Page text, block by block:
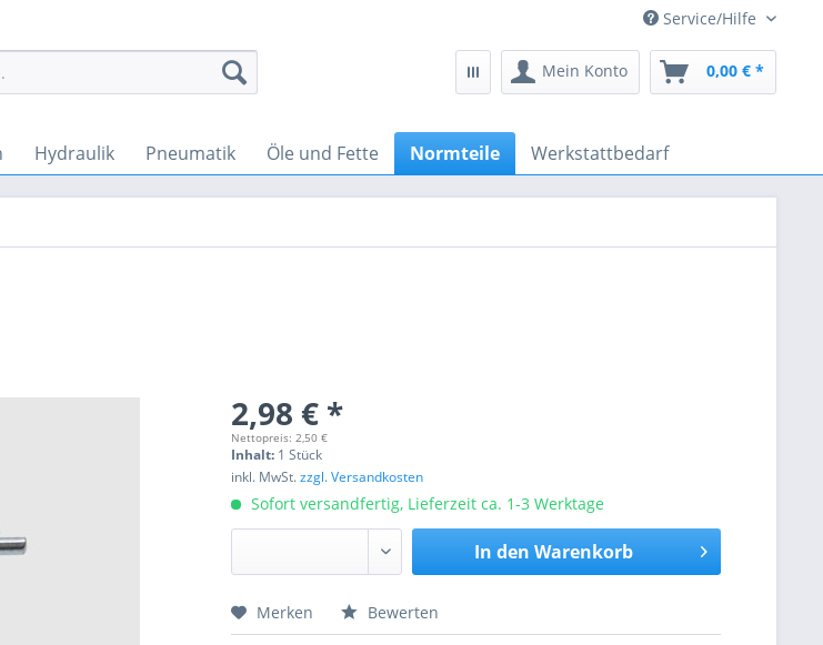
Service/Hilfe
Mein Konto 0,00 € *
Hydraulik Pneumatik Öle und Fette Normteile Werkstattbedarf
2,98 € *
Nettopreis: 2,50 €
Inhalt: 1 Stück
inkl. MwSt.zzgl. Versandkosten
Sofort versandfertig, Lieferzeit ca. 1-3 Werktage
In den Warenkorb
Preis anfragen
Merken Bewerten